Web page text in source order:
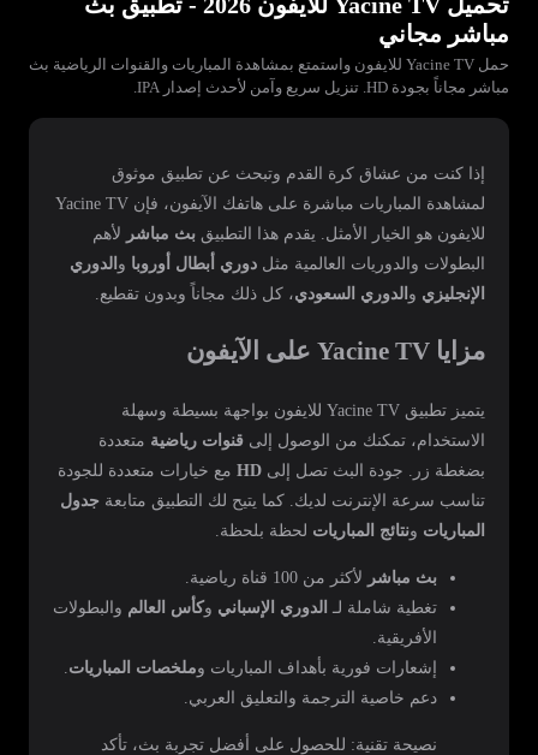
مباشر مجاني
حمل Yacine TV للايفون واستمتع بمشاهدة المباريات والقنوات الرياضية بث
مباشر مجاناً بجودة HD. تنزيل سريع وآمن لأحدث إصدار IPA.
إذا كنت من عشاق كرة القدم وتبحث عن تطبيق موثوق
لمشاهدة المباريات مباشرة على هاتفك الآيفون، فإن Yacine TV
للايفون هو الخيار الأمثل. يقدم هذا التطبيق بث مباشر لأهم
البطولات والدوريات العالمية مثل دوري أبطال أوروبا و الدوري
الإنجليزي و الدوري السعودي، كل ذلك مجاناً وبدون تقطيع.
مزايا Yacine TV على الآيفون
يتميز تطبيق Yacine TV للايفون بواجهة بسيطة وسهلة
الاستخدام، تمكنك من الوصول إلى قنوات رياضية متعددة
بضغطة زر. جودة البث تصل إلى HD مع خيارات متعددة للجودة
تناسب سرعة الإنترنت لديك. كما يتيح لك التطبيق متابعة جدول
المباريات ونتائج المباريات لحظة بلحظة.
بث مباشر لأكثر من 100 قناة رياضية.
تغطية شاملة لـ الدوري الإسباني وكأس العالم والبطولات
الأفريقية.
إشعارات فورية بأهداف المباريات وملخصات المباريات
دعم خاصية الترجمة والتعليق العربي.
نصيحة تقنية: للحصول على أفضل تجربة بث، تأكد